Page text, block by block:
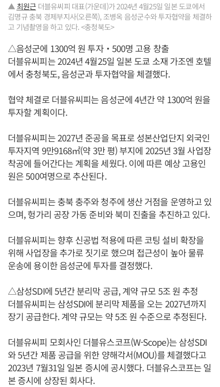
▲ 최원근 더블유씨피 대표(가운데)가 2024년 4월25일 일본 도쿄에서
김명규 충북 경제부지사(오른쪽), 조병옥 음성군수와 투자협약을 체결하
고 기념촬영을 하고 있다. <충청북도>
△음성군에 1300억 원 투자‧500명 고용 창출
더블유씨피는 2024년 4월25일 일본 도쿄 소재 가조엔 호텔
에서 충청북도, 음성군과 투자협약을 체결했다.
협약 체결로 더블유씨피는 음성군에 4년간 약 1300억 원을
투자할 계획이다.
더블유씨피는 2027년 준공을 목표로 성본산업단지 외국인
투자지역 9만9168㎡(약 3만 평) 부지에 2025년 3월 사업장
착공에 들어간다는 계획을 세웠다. 이에 따른 예상 고용인
원은 500여명으로 추산된다.
더블유씨피는 충북 충주와 청주에 생산 거점을 운영하고 있
으며, 헝가리 공장 가동 준비와 북미 진출을 추진하고 있다.
더블유씨피는 향후 신공법 적용에 따른 코팅 설비 확장을
위해 사업장을 추가로 짓기로 했으며 접근성이 높아 물류
운송에 용이한 음성군에 투자를 결정했다.
△삼성SDI에 5년간 분리막 공급, 계약 규모 5조 원 추정
더블유씨피는 삼성SDI에 분리막 제품을 오는 2027년까지
장기 공급한다. 계약 규모는 약 5조 원 수준으로 추정된다.
더블유씨피 모회사인 더블유스코프(W-Scope)는 삼성SDI
와 5년간 제품 공급을 위한 양해각서(MOU)를 체결했다고
2023년 7월31일 일본 증시에 공시했다. 더블유스코프는 일
본 증시에 상장된 회사다.